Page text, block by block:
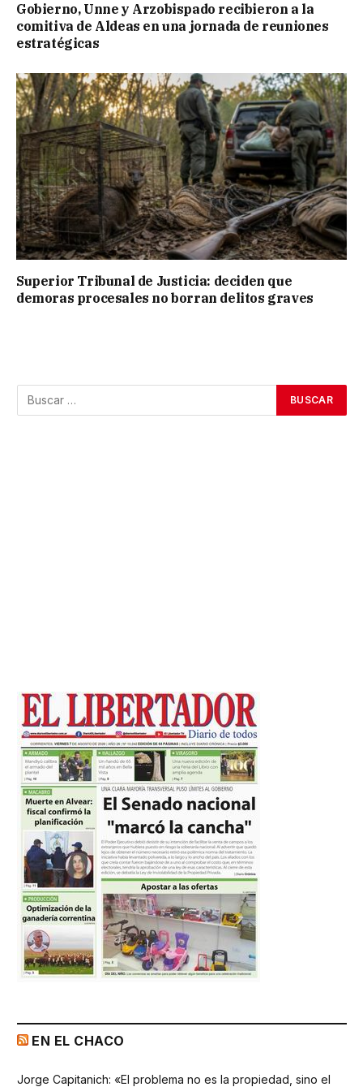
Gobierno, Unne y Arzobispado recibieron a la
comitiva de Aldeas en una jornada de reuniones
estratégicas
Superior Tribunal de Justicia: deciden que
demoras procesales no borran delitos graves
EN EL CHACO
Jorge Capitanich: «El problema no es la propiedad, sino el